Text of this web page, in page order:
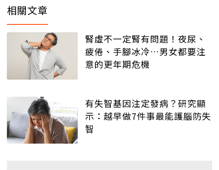
相關文章
腎虛不一定腎有問題！夜尿、
疲倦、手腳冰冷…男女都要注
意的更年期危機
有失智基因注定發病？研究顯
示：越早做7件事最能護腦防失
智